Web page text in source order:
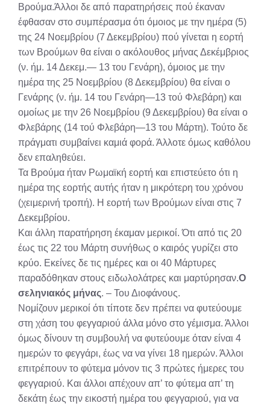
Βρούμα.Άλλοι δε από παρατηρήσεις πού έκαναν
έφθασαν στο συμπέρασμα ότι όμοιος με την ημέρα (5)
της 24 Νοεμβρίου (7 Δεκεμβρίου) πού γίνεται η εορτή
των Βρούμων θα είναι ο ακόλουθος μήνας Δεκέμβριος
(ν. ήμ. 14 Δεκεμ.— 13 του Γενάρη), όμοιος με την
ημέρα της 25 Νοεμβρίου (8 Δεκεμβρίου) θα είναι ο
Γενάρης (ν. ήμ. 14 του Γενάρη—13 τού Φλεβάρη) και
ομοίως με την 26 Νοεμβρίου (9 Δεκεμβρίου) θα είναι ο
Φλεβάρης (14 τού Φλεβάρη—13 του Μάρτη). Τούτο δε
πράγματι συμβαίνει καμιά φορά. Άλλοτε όμως καθόλου
δεν επαληθεύει.
Τα Βρούμα ήταν Ρωμαϊκή εορτή και επιστεύετο ότι η
ημέρα της εορτής αυτής ήταν η μικρότερη του χρόνου
(χειμερινή τροπή). Η εορτή των Βρούμων είναι στις 7
Δεκεμβρίου.
Και άλλη παρατήρηση έκαμαν μερικοί. Ότι από τις 20
έως τις 22 του Μάρτη συνήθως ο καιρός γυρίζει στο
κρύο. Εκείνες δε τις ημέρες και οι 40 Μάρτυρες
παραδόθηκαν στους ειδωλολάτρες και μαρτύρησαν.Ο
σεληνιακός μήνας. – Του Διοφάνους.
Νομίζουν μερικοί ότι τίποτε δεν πρέπει να φυτεύουμε
στη χάση του φεγγαριού άλλα μόνο στο γέμισμα. Άλλοι
όμως δίνουν τη συμβουλή να φυτεύουμε όταν είναι 4
ημερών το φεγγάρι, έως να να γίνει 18 ημερών. Άλλοι
επιτρέπουν το φύτεμα μόνον τις 3 πρώτες ήμερες του
φεγγαριού. Και άλλοι απέχουν απ’ το φύτεμα απ’ τη
δεκάτη έως την εικοστή ημέρα του φεγγαριού, για να